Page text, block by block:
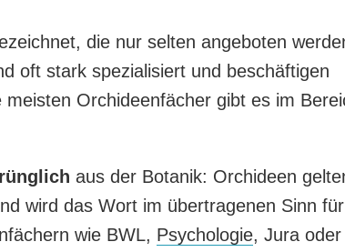
die nur selten angeboten
oft stark spezialisiert und beschäftigen
Orchideenfächer gibt es im
aus der Botanik: Orchideen
wird das Wort im übertragenen Sinn für
wie BWL, Psychologie, Jura oder